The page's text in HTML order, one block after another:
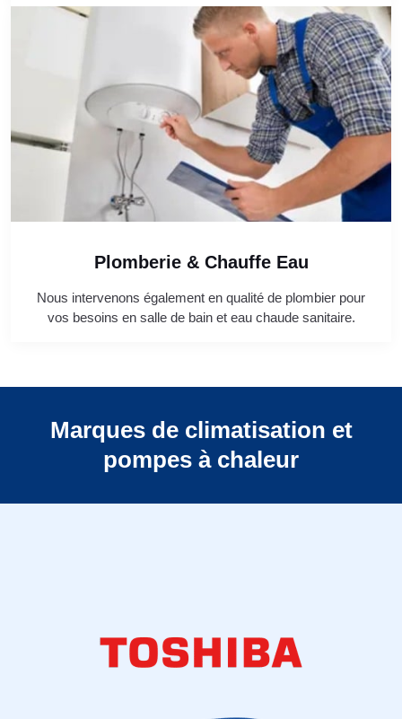
Plomberie & Chauffe Eau
Nous intervenons également en qualité de plombier pour
vos besoins en salle de bain et eau chaude sanitaire.
Marques de climatisation et
pompes à chaleur